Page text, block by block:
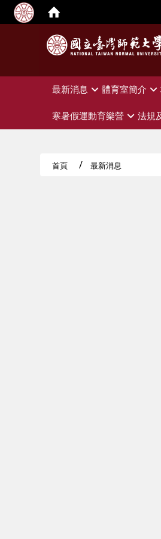
最新消息 體育室簡介
寒暑假運動育樂營 法規
首頁 最新消息